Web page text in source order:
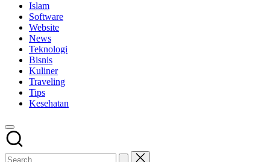
Islam
Software
Website
News
Teknologi
Bisnis
Kuliner
Traveling
Tips
Kesehatan